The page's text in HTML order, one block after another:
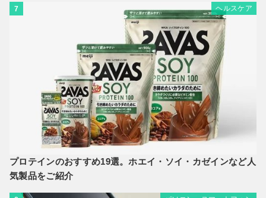
7 ヘルスケア
プロテインのおすすめ19選。ホエイ・ソイ・カゼインなど人
気製品をご紹介